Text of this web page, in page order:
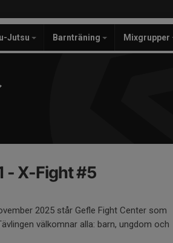
Jutsu Barnträning Mixgrupper
- X-Fight #5
2025 står Gefle Fight Center som
välkomnar alla: barn, ungdom och